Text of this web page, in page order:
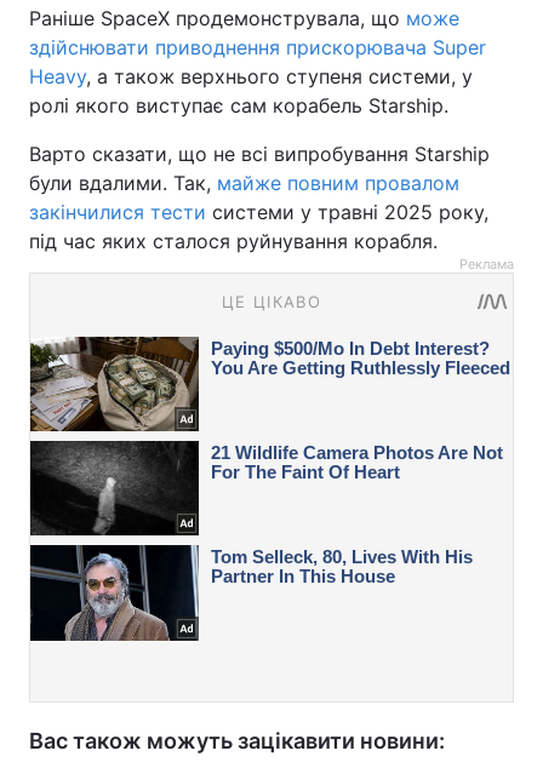
Раніше SpaceX продемонструвала, що може
здійснювати приводнення прискорювача Super
Heavy, а також верхнього ступеня системи, у
ролі якого виступає сам корабель Starship.
Варто сказати, що не всі випробування Starship
були вдалими. Так, майже повним провалом
закінчилися тести системи у травні 2025 року,
під час яких сталося руйнування корабля.
Реклама
Вас також можуть зацікавити новини: